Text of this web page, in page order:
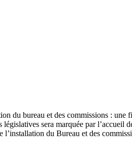
législatives sera marquée par
l’installation du Bureau et des